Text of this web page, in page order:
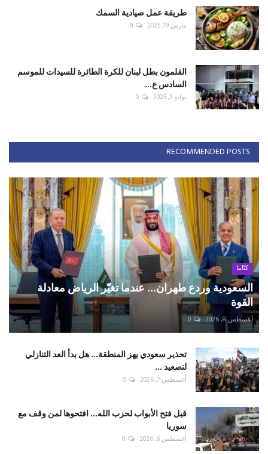
طريقة عمل صيادية السمك
مارس 19, 2025 0
القلمون بطل لبنان للكرة الطائرة للسيدات للموسم
السادس ع...
يوليو 3, 2025 0
RECOMMENDED POSTS
كتّابنا
السعودية وردع طهران... عندما تغيّر الرياض معادلة
القوة
أغسطس 8, 2026 0
تحذير سعودي يهز المنطقة... هل بدأ العد التنازلي
لتصعيد ...
أغسطس 7, 2026 0
قبل فتح الأبواب لحزب الله... افتحوها لمن وقف مع
سوريا
أغسطس 6, 2026 0